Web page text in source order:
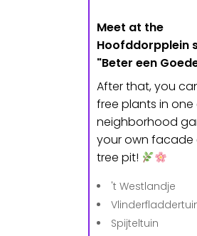
Meet at the
Hoofddorpplein
"Beter een
After that, you
free plants in
neighborhood
your own facade
tree pit!
't Westlandje
Spijteltuin